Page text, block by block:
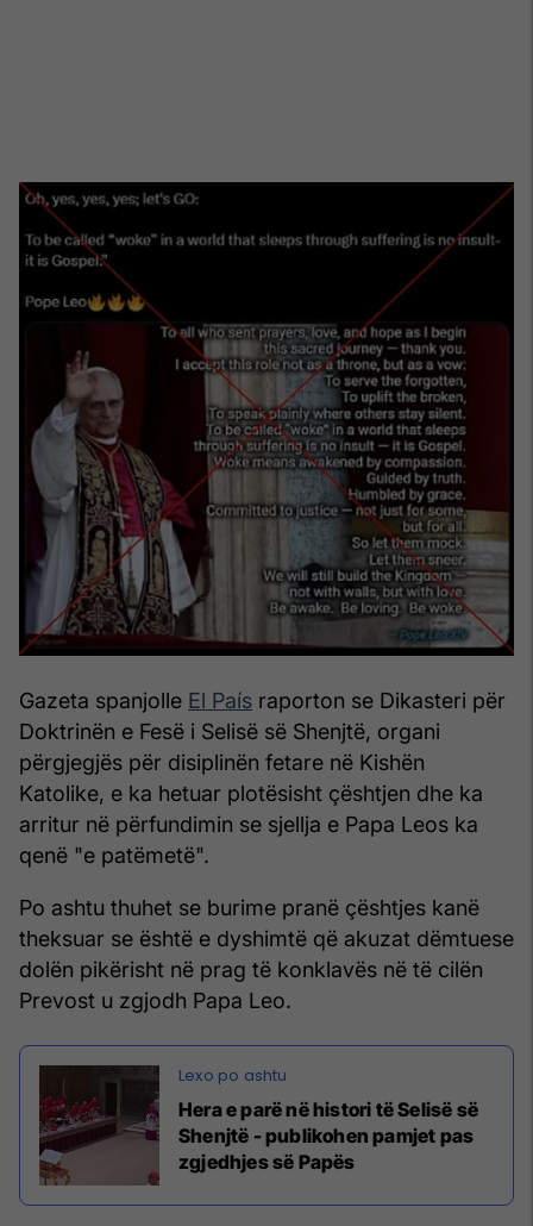
Gazeta spanjolle El País raporton se Dikasteri për
Doktrinën e Fesë i Selisë së Shenjtë, organi
përgjegjës për disiplinën fetare në Kishën
Katolike, e ka hetuar plotësisht çështjen dhe ka
arritur në përfundimin se sjellja e Papa Leos ka
qenë "e patëmetë".
Po ashtu thuhet se burime pranë çështjes kanë
theksuar se është e dyshimtë që akuzat dëmtuese
dolën pikërisht në prag të konklavës në të cilën
Prevost u zgjodh Papa Leo.
Hera e parë në histori të Selisë së
Shenjtë - publikohen pamjet pas
zgjedhjes së Papës